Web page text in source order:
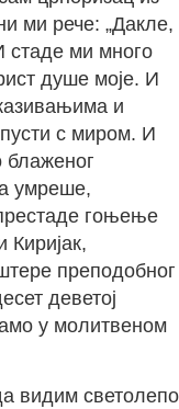
ми рече: „Дакле,
стаде ми много
душе моје. И
и
с миром. И
блаженог
умреше,
гоњење
преподобног
деветој
у молитвеном
видим светолепо